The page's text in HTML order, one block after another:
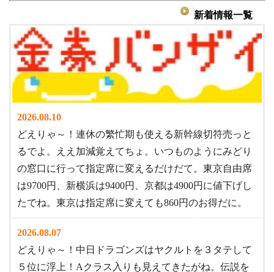
新着情報一覧
2026.08.10
どえりゃ～！連休の繁忙期も使える新幹線切符売っと
るでよ。ええ加減覚えてちょ。いつものようにみどり
の窓口に行って指定席に変えるだけだて。東京自由席
は9700円、新横浜は9400円、京都は4900円に値下げし
たでね。東京は指定席に変えても860円のお得だに。
2026.08.07
どえりゃ～！中日ドラゴンズはヤクルトを３タテして
５位に浮上！Aクラス入りも見えてきたがね。伝説を